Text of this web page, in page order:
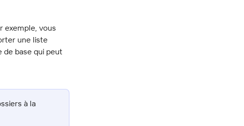
exemple, vous
une liste
de base qui peut
à la